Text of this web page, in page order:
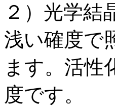
２）光学結
浅い確度で
ます。活性
度です。